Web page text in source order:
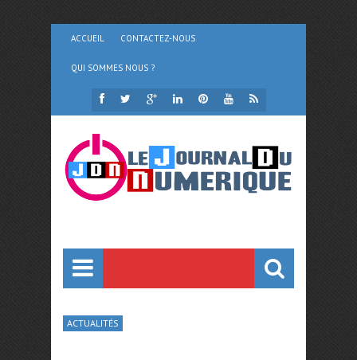
ACCUEIL CONTACTEZ-NOUS
QUI SOMMES NOUS ?
ACTUALITÉS